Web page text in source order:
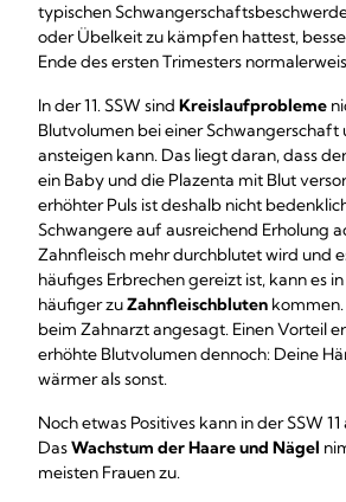
typischen
oder Übelkeit zu kämpfen hattest,
Ende des ersten Trimesters
In der 11. SSW sind Kreislaufprobleme
Blutvolumen bei einer Schwangerschaft
ansteigen kann. Das liegt daran, dass
ein Baby und die Plazenta mit Blut
erhöhter Puls ist deshalb nicht
Schwangere auf ausreichend Erholung
Zahnfleisch mehr durchblutet wird und
häufiges Erbrechen gereizt ist, kann es in
häufiger zuZahnfleischbluten kommen.
beim Zahnarzt angesagt. Einen Vorteil
erhöhte Blutvolumen dennoch: Deine
wärmer als sonst.
Noch etwas Positives kann in der SSW
DasWachstum der Haare und Nägel
meisten Frauen zu.